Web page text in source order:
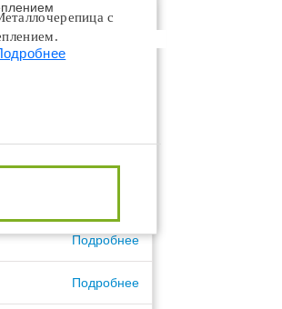
Подробнее
Подробнее
с
Подробнее